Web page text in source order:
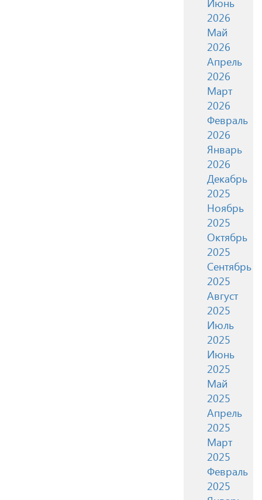
2026
Май
2026
Апрель
2026
Март
2026
Февраль
2026
Январь
2026
Декабрь
2025
Ноябрь
2025
Октябрь
2025
Сентябрь
2025
Август
2025
Июль
2025
Июнь
2025
Май
2025
Апрель
2025
Март
2025
Февраль
2025